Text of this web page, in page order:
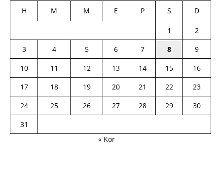
H M M E P S D
1
2
3
4 5 6 7 8
9
10
11 12 13 14 15
16
17
18 19 20 21 22
23
24
25 26 27 28 29
30
31
« Kor